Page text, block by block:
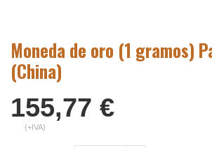
Moneda de oro (1 gramos)
(China)
155,77 €
(+IVA)